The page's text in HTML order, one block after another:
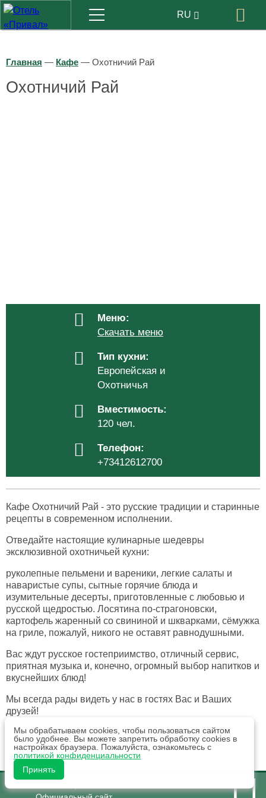
Меню RU
Главная — Кафе — Охотничий Рай
Охотничий Рай
Меню:
Скачать меню
Тип кухни:
Европейская и
Охотничья
Вместимость:
120 чел.
Телефон:
+73412612700
Кафе Охотничий Рай - это русские традиции и старинные
рецепты в современном исполнении.
Отведайте настоящие кулинарные шедевры
эксклюзивной охотничьей кухни:
руколепные пельмени и вареники, легкие салаты и
наваристые супы, сытные горячие блюда и
изумительные десерты, приготовленные с любовью и
русской щедростью. Лосятина по-страгоновски,
картофель жаренный со свининой и шкварками, сёмужка
на гриле, пожалуй, никого не оставят равнодушными.
Вас ждут русское гостеприимство, отличный сервис,
приятная музыка и, конечно, огромный выбор напитков и
вкуснейших блюд!
Мы всегда рады видеть у нас в гостях Вас и Ваших
друзей!
Мы обрабатываем cookies, чтобы пользоваться сайтом
было удобнее. Вы можете запретить обработку cookies в
настройках браузера. Пожалуйста, ознакомьтесь с
политикой конфиденциальности
Принять